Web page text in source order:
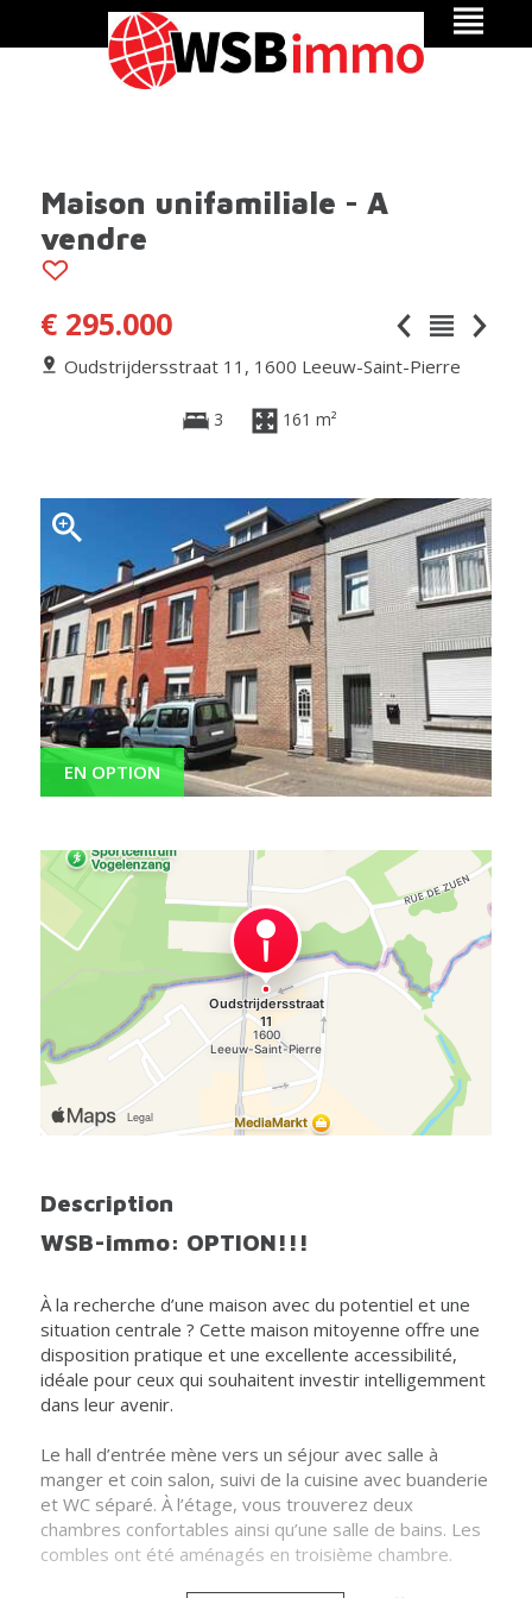
Maison unifamiliale - A
vendre
€ 295.000
Oudstrijdersstraat 11, 1600 Leeuw-Saint-Pierre
3 161 m²
EN OPTION
Description
WSB-immo: OPTION!!!
À la recherche d’une maison avec du potentiel et une
situation centrale ? Cette maison mitoyenne offre une
disposition pratique et une excellente accessibilité,
idéale pour ceux qui souhaitent investir intelligemment
dans leur avenir.
Le hall d’entrée mène vers un séjour avec salle à
manger et coin salon, suivi de la cuisine avec buanderie
et WC séparé. À l’étage, vous trouverez deux
chambres confortables ainsi qu’une salle de bains. Les
combles ont été aménagés en troisième chambre.